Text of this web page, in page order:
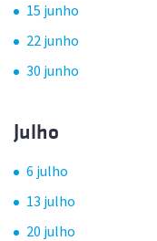
15 junho
22 junho
30 junho
Julho
6 julho
13 julho
20 julho